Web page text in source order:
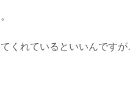
てくれているといいんです